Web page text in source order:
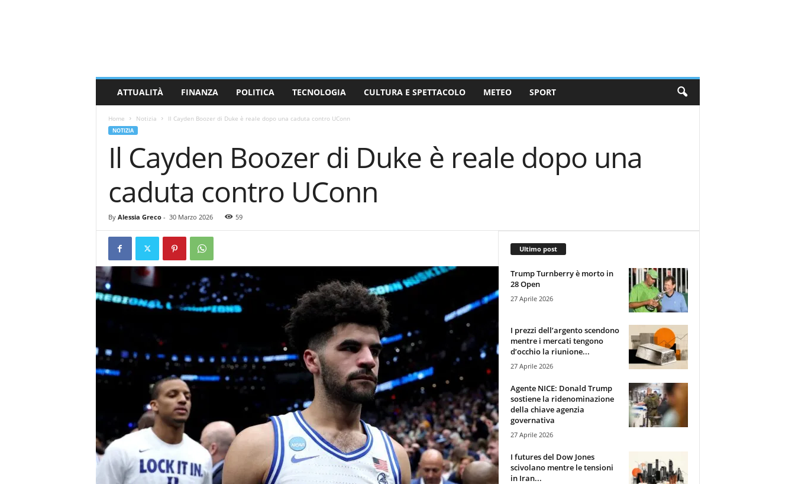
ATTUALITÀ FINANZA POLITICA TECNOLOGIA CULTURA E SPETTACOLO METEO SPORT
Home Notizia Il Cayden Boozer di Duke è reale dopo una caduta contro UConn
NOTIZIA
Il Cayden Boozer di Duke è reale dopo una
caduta contro UConn
By Alessia Greco- 30 Marzo 2026 59
Ultimo post
Trump Turnberry è morto in
28 Open
27 Aprile 2026
I prezzi dell’argento scendono
mentre i mercati tengono
d’occhio la riunione...
27 Aprile 2026
Agente NICE: Donald Trump
sostiene la ridenominazione
della chiave agenzia
governativa
27 Aprile 2026
I futures del Dow Jones
scivolano mentre le tensioni
in Iran...